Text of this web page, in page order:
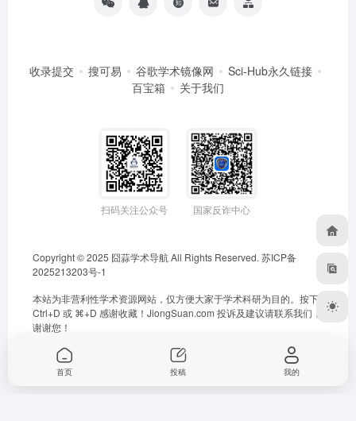
收录提交 搜可易 谷歌学术镜像网
Sci-Hub永久链接
百宝箱
关于我们
扫码关注公众号 国家反诈中心
Copyright © 2025 囧蒜学术导航All Rights Reserved. 苏ICP备
2025213203号-1
本站为非营利性学术资源网站，仅方便大家于学术科研为目的。按下
Ctrl+D 或 ⌘+D 感谢收藏！ JiongSuan.com 投诉及建议请联系我们，
谢谢您！
首页 投稿 我的